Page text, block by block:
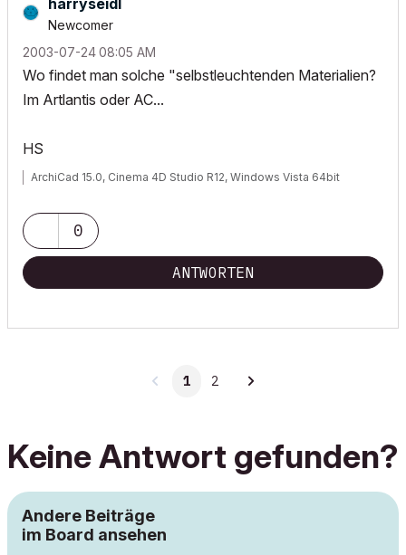
harryseidl
Newcomer
‎2003-07-2408:05 AM
Wo findet man solche "selbstleuchtenden Materialien?
Im Artlantis oder AC...
HS
ArchiCad 15.0, Cinema 4D Studio R12, Windows Vista 64bit
0
ANTWORTEN
1 2
Keine Antwort gefunden?
Andere Beiträge
im Board ansehen